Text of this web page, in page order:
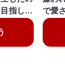
目指し…
で愛